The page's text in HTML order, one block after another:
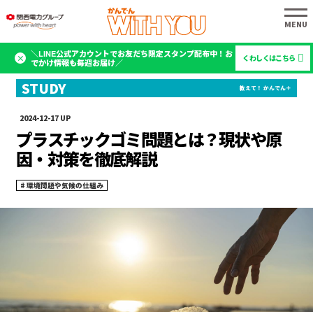
＼LINE公式アカウントでお友だち限定スタンプ配布中！お
でかけ情報も毎週お届け／
くわしくはこちら
プラスチックゴミ問題とは？現状や原
因・対策を徹底解説
2024-12-17
環境問題や気候の仕組み